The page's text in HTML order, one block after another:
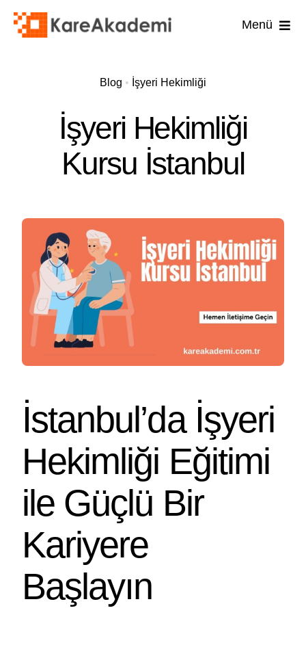
Skip
Menü
Blog • İşyeri Hekimliği
İşyeri Hekimliği
Kursu İstanbul
İstanbul’da İşyeri
Hekimliği Eğitimi
ile Güçlü Bir
Kariyere
Başlayın